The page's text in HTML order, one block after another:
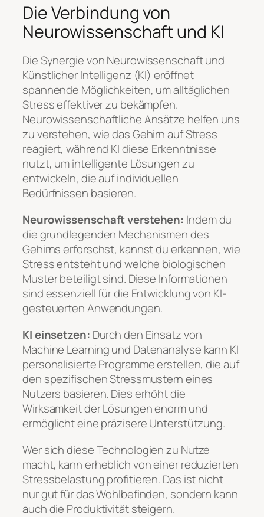
Die Verbindung von
Neurowissenschaft und KI
Die Synergie von Neurowissenschaft und
Künstlicher Intelligenz (KI) eröffnet
spannende Möglichkeiten, um alltäglichen
Stress effektiver zu bekämpfen.
Neurowissenschaftliche Ansätze helfen uns
zu verstehen, wie das Gehirn auf Stress
reagiert, während KI diese Erkenntnisse
nutzt, um intelligente Lösungen zu
entwickeln, die auf individuellen
Bedürfnissen basieren.
Neurowissenschaft verstehen: Indem du
die grundlegenden Mechanismen des
Gehirns erforschst, kannst du erkennen, wie
Stress entsteht und welche biologischen
Muster beteiligt sind. Diese Informationen
sind essenziell für die Entwicklung von KI-
gesteuerten Anwendungen.
KI einsetzen: Durch den Einsatz von
Machine Learning und Datenanalyse kann KI
personalisierte Programme erstellen, die auf
den spezifischen Stressmustern eines
Nutzers basieren. Dies erhöht die
Wirksamkeit der Lösungen enorm und
ermöglicht eine präzisere Unterstützung.
Wer sich diese Technologien zu Nutze
macht, kann erheblich von einer reduzierten
Stressbelastung profitieren. Das ist nicht
nur gut für das Wohlbefinden, sondern kann
auch die Produktivität steigern.